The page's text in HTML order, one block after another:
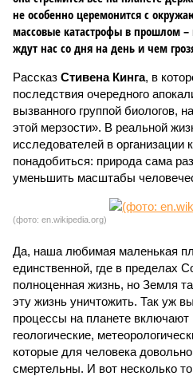
не особенно церемонится с
массовые катастрофы в прошлом
ждут нас со дня на день и чем
Рассказ Стивена Кинга, в
последствия очередного
вызванного группой биологов,
этой мерзости». В реальной
исследователей в организации
понадобиться: природа сама
уменьшить масштабы
(фото: en.wikipedia.org)
Да, наша любимая маленькая
единственной, где в пределах
полноценная жизнь, но Земля
эту жизнь уничтожить. Так уж
процессы на планете
геологические,
которые для человека
смертельны. И вот несколько